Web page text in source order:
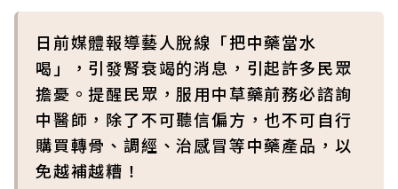
日前媒體報導藝人脫線「把中藥當水
喝」，引發腎衰竭的消息，引起許多民眾
擔憂。提醒民眾，服用中草藥前務必諮詢
中醫師，除了不可聽信偏方，也不可自行
購買轉骨、調經、治感冒等中藥產品，以
免越補越糟！